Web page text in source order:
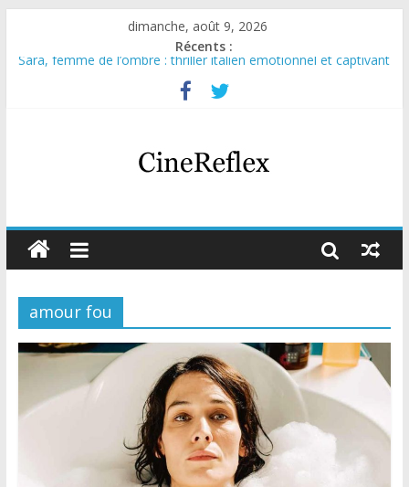
dimanche, août 9, 2026
Récents :
Sara, femme de l’ombre : thriller italien émotionnel et captivant
Journal d’une fille larguée : nouvelle série suédoise sur Netflix
Aema : mini-série sur le tournage d’un film érotique devenu
Olympo, saison 1 : nouvelle série qui séduira les fans de
amour fou